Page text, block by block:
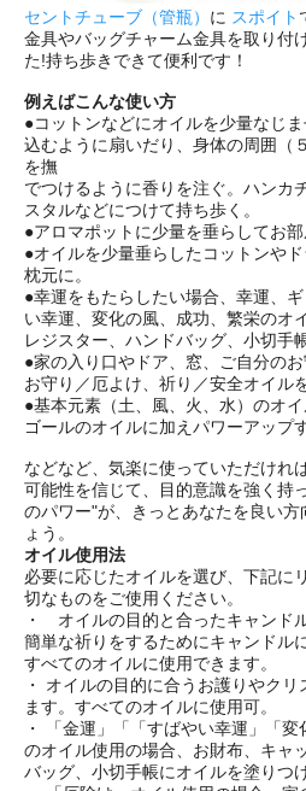
セントチューブ（管瓶） に スポイト
金具やバッグチャーム金具を取り付
た!持ち歩きできて便利です！
例えばこんな使い方
●コットンなどにオイルを少量なじ
込むように扇いだり、身体の周囲（
を撫
でつけるように香りを注ぐ。ハンカ
スタルなどにつけて持ち歩く。
●アロマポットに少量を垂らしてお部
●オイルを少量垂らしたコットンや
枕元に。
●幸運をもたらしたい場合、幸運、
い幸運、変化の風、成功、繁栄のオ
レジスター、ハンドバッグ、小切手
●家の入り口やドア、窓、ご自分の
お守り／厄よけ、祈り／安全オイル
●基本元素（土、風、火、水）のオ
ゴールのオイルに加えパワーアップす
などなど、気楽に使っていただけれ
可能性を信じて、目的意識を強く持
のパワー"が、きっとあなたを良い
ょう。
オイル使用法
必要に応じたオイルを選び、下記に
切なものをご使用ください。
・ オイルの目的と合ったキャンド
簡単な祈りをするためにキャンドル
すべてのオイルに使用できます。
・ オイルの目的に合うお護りやク
ます。すべてのオイルに使用可。
・ 「金運」「「すばやい幸運」「変
のオイル使用の場合、お財布、キャ
バッグ、小切手帳にオイルを塗りつ